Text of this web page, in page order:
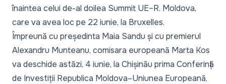
înaintea celui de-al doilea Summit UE–R. Moldova,
care va avea loc pe 22 iunie, la Bruxelles.
Împreună cu președinta Maia Sandu și cu premierul
Alexandru Munteanu, comisara europeană Marta Kos
va deschide astăzi, 4 iunie, la Chișinău prima Conferință
de Investiții Republica Moldova–Uniunea Europeană,